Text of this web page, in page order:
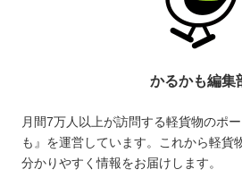
かるかも編集
月間7万人以上が訪問する軽貨物のポ
も』を運営しています。これから軽貨
分かりやすく情報をお届けします。